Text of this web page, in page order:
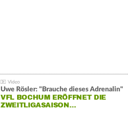
Uwe Rösler: "Brauche dieses Adrenalin"
VFL BOCHUM ERÖFFNET DIE
ZWEITLIGASAISON…